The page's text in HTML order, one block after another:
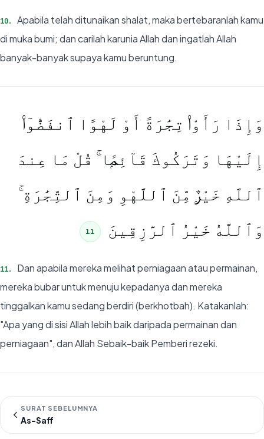
10.
Apabila telah ditunaikan shalat, maka bertebaranlah kamu
di muka bumi; dan carilah karunia Allah dan ingatlah Allah
banyak-banyak supaya kamu beruntung.
وَإِذَا رَأَوْا۟ تِجَٰرَةً أَوْ لَهْوًا ٱنفَضُّوٓا۟
إِلَيْهَا وَتَرَكُوكَ قَآئِمًۭا ۚ قُلْ مَا عِندَ
ٱللَّهِ خَيْرٌۭ مِّنَ ٱللَّهْوِ وَمِنَ ٱلتِّجَٰرَةِ ۚ
وَٱللَّهُ خَيْرُ ٱلرَّٰزِقِينَ
11
11.
Dan apabila mereka melihat perniagaan atau permainan,
mereka bubar untuk menuju kepadanya dan mereka
tinggalkan kamu sedang berdiri (berkhotbah). Katakanlah:
"Apa yang di sisi Allah lebih baik daripada permainan dan
perniagaan", dan Allah Sebaik-baik Pemberi rezeki.
SURAT SEBELUMNYA
As-Saff